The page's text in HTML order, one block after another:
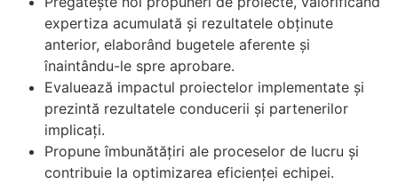
expertiza acumulată și rezultatele obținute
anterior, elaborând bugetele aferente și
înaintându-le spre aprobare.
Evaluează impactul proiectelor implementate și
prezintă rezultatele conducerii și partenerilor
implicați.
Propune îmbunătățiri ale proceselor de lucru și
contribuie la optimizarea eficienței echipei.